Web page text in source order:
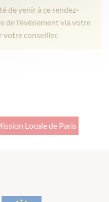
de venir à ce rendez-
de l'événement via votre
votre conseiller.
Locale de Paris